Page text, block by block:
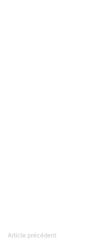
Article précédent